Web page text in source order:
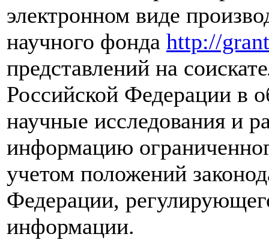
электронном виде
научного фонда http://
представлений на
Российской Федерации в
научные исследования и
информацию
учетом положений
Федерации,
информации.